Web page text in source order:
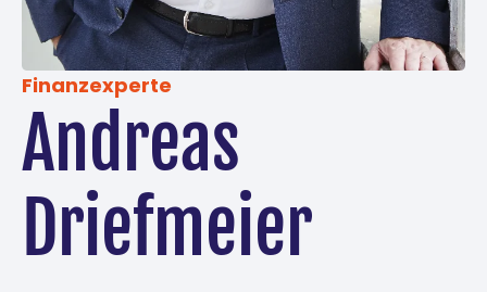
Andreas
Driefmeier
Finanzexperte